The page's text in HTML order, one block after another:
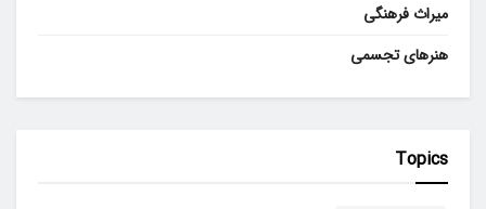
میراث فرهنگی
هنرهای تجسمی
Topics